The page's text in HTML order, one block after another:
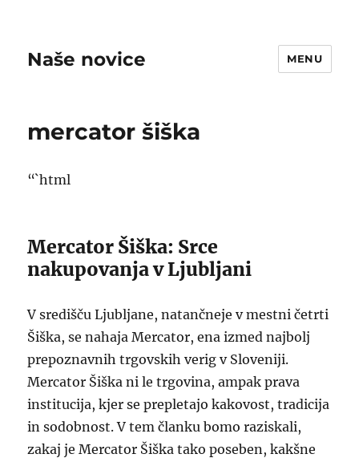
Naše novice MENU
mercator šiška
“`html
Mercator Šiška: Srce
nakupovanja v Ljubljani
V središču Ljubljane, natančneje v mestni četrti
Šiška, se nahaja Mercator, ena izmed najbolj
prepoznavnih trgovskih verig v Sloveniji.
Mercator Šiška ni le trgovina, ampak prava
institucija, kjer se prepletajo kakovost, tradicija
in sodobnost. V tem članku bomo raziskali,
zakaj je Mercator Šiška tako poseben, kakšne